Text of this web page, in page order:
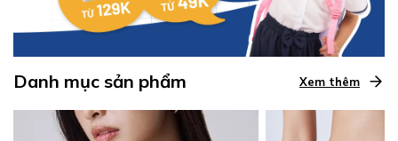
Danh mục sản phẩm Xem thêm